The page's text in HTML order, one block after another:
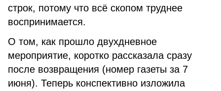
строк, потому что всё скопом труднее
воспринимается.
О том, как прошло двухдневное
мероприятие, коротко рассказала сразу
после возвращения (номер газеты за 7
июня). Теперь конспективно изложила